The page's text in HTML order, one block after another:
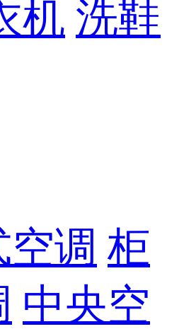
机 洗鞋
调 柜
中央空